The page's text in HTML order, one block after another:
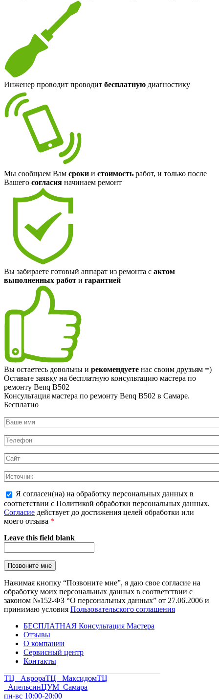
Инженер проводит проводит бесплатную диагностику
Мы сообщаем Вам сроки и стоимость работ, и только после
Вашего согласия начинаем ремонт
Вы забираете готовый аппарат из ремонта с актом
выполненных работ и гарантией
Вы остаетесь довольны и рекомендуете нас своим друзьям =)
Оставьте заявку на бесплатную консультацию мастера по
ремонту Benq B502
Консультация мастера по ремонту Benq B502 в Самаре.
Бесплатно
Я согласен(на) на обработку персональных данных в
соответствии с Политикой обработки персональных данных.
Согласие действует до достижения целей обработки или
моего отзыва *
Leave this field blank
Нажимая кнопку “Позвоните мне”, я даю свое согласие на
обработку моих персональных данных в соответствии с
законом №152-ФЗ “О персональных данных” от 27.06.2006 и
принимаю условия Пользовательского соглашения
БЕСПЛАТНАЯ Консультация Мастера
Отзывы
О компании
Сервисный центр
Контакты
ТЦ АврораТЦ МаксидомТЦ
АпельсинЦУМ Самара
пн-вс 10:00-20:00